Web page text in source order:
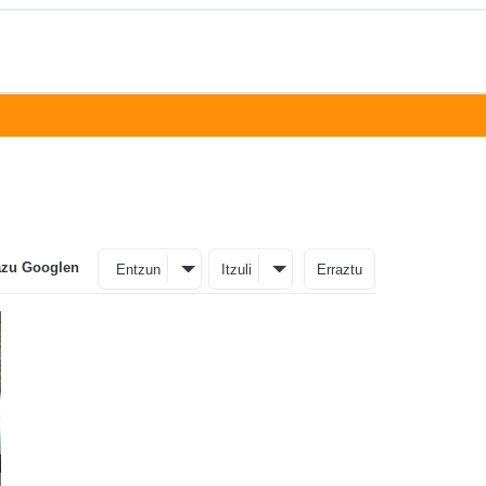
Googlen Entzun Itzuli Erraztu